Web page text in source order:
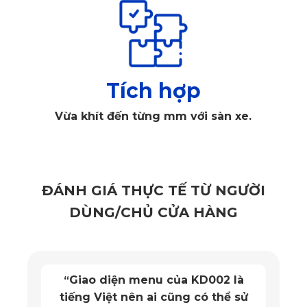
Thảm lót sàn ô tô 360 độ bảo vệ toàn diện sàn xe
Thảm lót sàn ô tô 360 độ không chỉ đơn thuần bảo vệ sàn
xe mà còn giúp nâng cao tính thẩm mỹ và duy trì độ bền cho
Chống bám bẩn và chống thấm nước: Xe tải vận chuyển
hàng hóa trong môi trường nhiều bụi bẩn, mưa, bùn đất, do
Tích hợp
Vừa khít đến từng mm với sàn xe.
ĐÁNH GIÁ THỰC TẾ TỪ NGƯỜI
DÙNG/CHỦ CỬA HÀNG
“Giao diện menu của KD002 là
tiếng Việt nên ai cũng có thể sử